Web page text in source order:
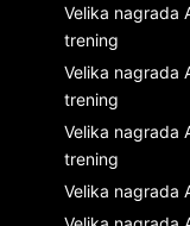
Velika nagrada
trening
Velika nagrada
trening
Velika nagrada
trening
Velika nagrada